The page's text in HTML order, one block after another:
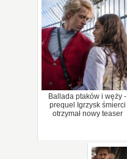
Ballada ptaków i węży -
prequel Igrzysk śmierci
otrzymał nowy teaser